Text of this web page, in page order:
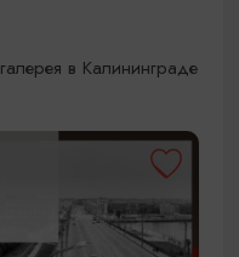
в Калининграде